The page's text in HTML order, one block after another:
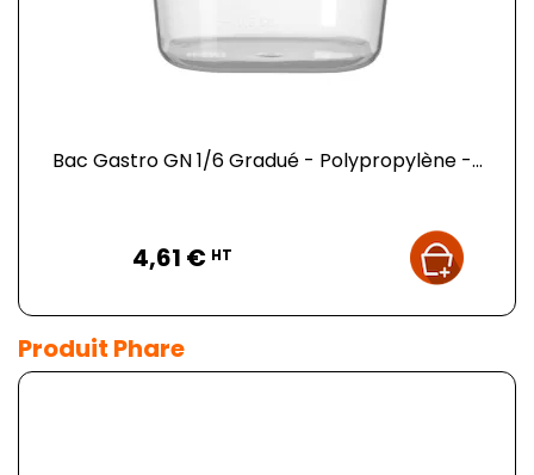
Bac Gastro GN 1/6 Gradué - Polypropylène -...
4,61 € HT
Produit Phare